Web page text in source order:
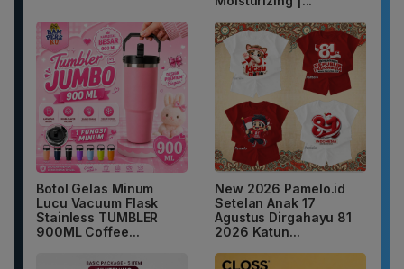
Botol Gelas Minum
Lucu Vacuum Flask
Stainless TUMBLER
900ML Coffee...
New 2026 Pamelo.id
Setelan Anak 17
Agustus Dirgahayu 81
2026 Katun...